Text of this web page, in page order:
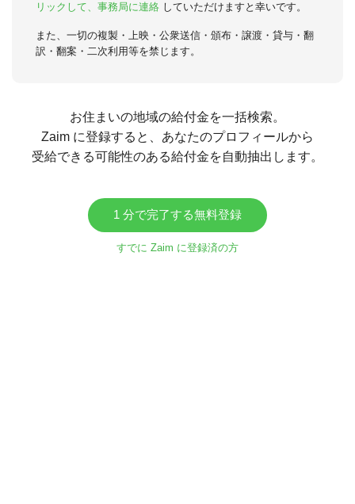
リックして、事務局に連絡 していただけますと幸いです。
また、一切の複製・上映・公衆送信・頒布・譲渡・貸与・翻
訳・翻案・二次利用等を禁じます。
お住まいの地域の給付金を一括検索。
Zaim に登録すると、あなたのプロフィールから
受給できる可能性のある給付金を自動抽出します。
1 分で完了する無料登録
すでに Zaim に登録済の方